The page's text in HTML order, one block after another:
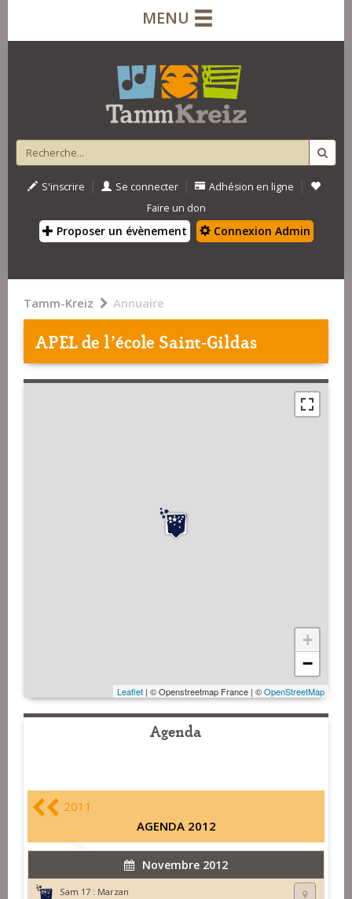
MENU
S'inscrire | Se connecter | Adhésion en ligne |
Faire un don
Proposer un évènement Connexion Admin
Tamm-Kreiz Annuaire
APEL de l’école Saint-Gildas
+
−
Leaflet | © Openstreetmap France | ©OpenStreetMap
Agenda
2011
AGENDA 2012
Novembre 2012
Sam 17 : Marzan